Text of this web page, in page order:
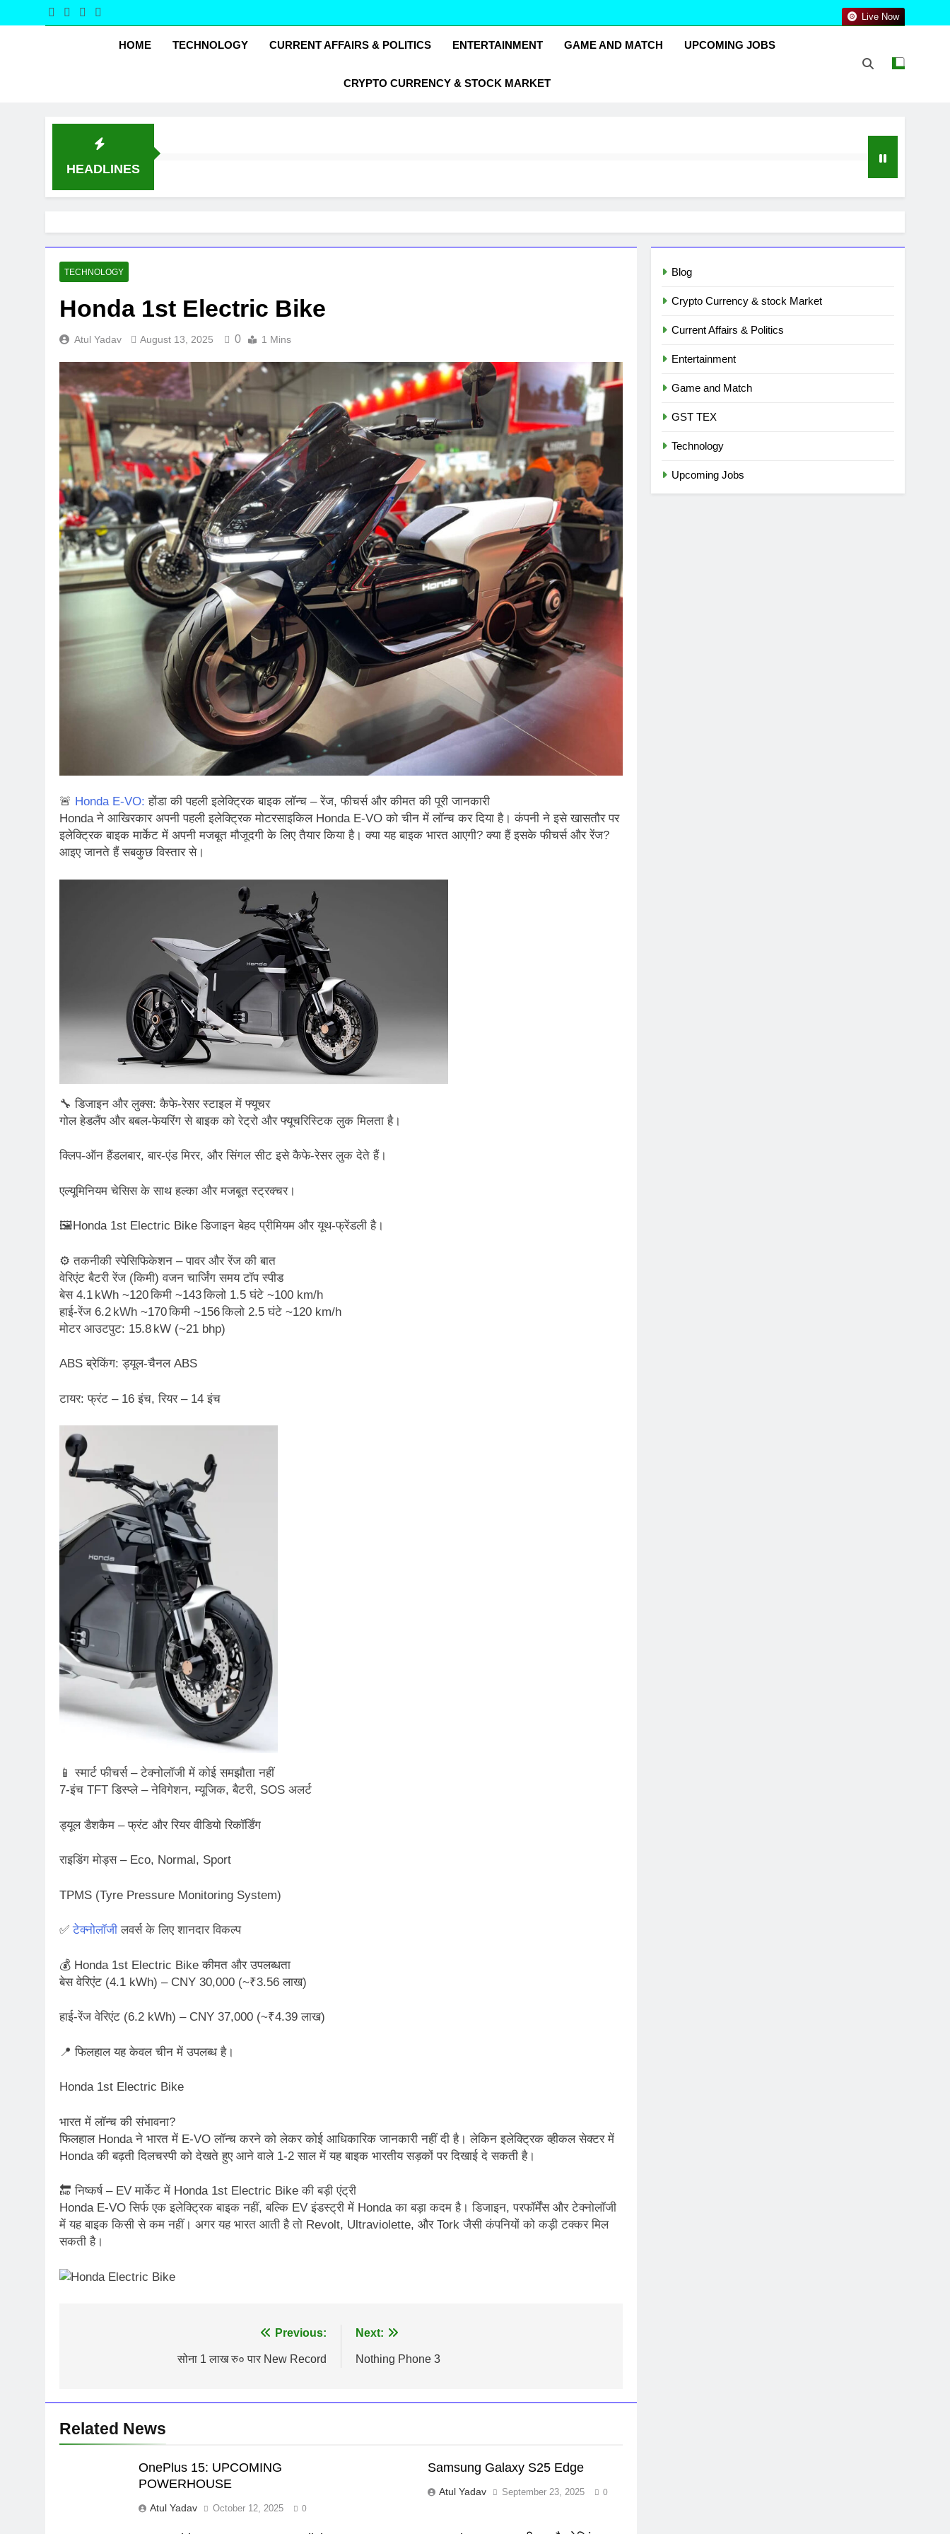
to
Around India24
Around India24
HOME
TECHNOLOGY CURRENT AFFAIRS & POLITICS ENTERTAINMENT GAME AND MATCH UPCOMING JOBS
CRYPTO CURRENCY & STOCK MARKET
Live Now
HEADLINES
TECHNOLOGY
Honda 1st Electric Bike
Atul Yadav August 13, 2025 0 1 Mins
🚨 Honda E‑VO: होंडा की पहली इलेक्ट्रिक बाइक लॉन्च – रेंज, फीचर्स और कीमत की पूरी जानकारी
Honda ने आखिरकार अपनी पहली इलेक्ट्रिक मोटरसाइकिल Honda E‑VO को चीन में लॉन्च कर दिया है। कंपनी ने इसे खासतौर पर
इलेक्ट्रिक बाइक मार्केट में अपनी मजबूत मौजूदगी के लिए तैयार किया है। क्या यह बाइक भारत आएगी? क्या हैं इसके फीचर्स और रेंज?
आइए जानते हैं सबकुछ विस्तार से।
🔧 डिजाइन और लुक्स: कैफे-रेसर स्टाइल में फ्यूचर
गोल हेडलैंप और बबल-फेयरिंग से बाइक को रेट्रो और फ्यूचरिस्टिक लुक मिलता है।
क्लिप‑ऑन हैंडलबार, बार-एंड मिरर, और सिंगल सीट इसे कैफे-रेसर लुक देते हैं।
एल्यूमिनियम चेसिस के साथ हल्का और मजबूत स्ट्रक्चर।
🖼Honda 1st Electric Bike डिजाइन बेहद प्रीमियम और यूथ-फ्रेंडली है।
⚙ तकनीकी स्पेसिफिकेशन – पावर और रेंज की बात
वेरिएंट बैटरी रेंज (किमी) वजन चार्जिंग समय टॉप स्पीड
बेस 4.1 kWh ~120 किमी ~143 किलो 1.5 घंटे ~100 km/h
हाई-रेंज 6.2 kWh ~170 किमी ~156 किलो 2.5 घंटे ~120 km/h
मोटर आउटपुट: 15.8 kW (~21 bhp)
ABS ब्रेकिंग: ड्यूल‑चैनल ABS
टायर: फ्रंट – 16 इंच, रियर – 14 इंच
📱 स्मार्ट फीचर्स – टेक्नोलॉजी में कोई समझौता नहीं
7-इंच TFT डिस्प्ले – नेविगेशन, म्यूजिक, बैटरी, SOS अलर्ट
ड्यूल डैशकैम – फ्रंट और रियर वीडियो रिकॉर्डिंग
राइडिंग मोड्स – Eco, Normal, Sport
TPMS (Tyre Pressure Monitoring System)
✅टेक्नोलॉजी लवर्स के लिए शानदार विकल्प
💰 Honda 1st Electric Bike कीमत और उपलब्धता
बेस वेरिएंट (4.1 kWh) – CNY 30,000 (~₹3.56 लाख)
हाई-रेंज वेरिएंट (6.2 kWh) – CNY 37,000 (~₹4.39 लाख)
📍 फिलहाल यह केवल चीन में उपलब्ध है।
Honda 1st Electric Bike
भारत में लॉन्च की संभावना?
फिलहाल Honda ने भारत में E‑VO लॉन्च करने को लेकर कोई आधिकारिक जानकारी नहीं दी है। लेकिन इलेक्ट्रिक व्हीकल सेक्टर में
Honda की बढ़ती दिलचस्पी को देखते हुए आने वाले 1-2 साल में यह बाइक भारतीय सड़कों पर दिखाई दे सकती है।
🔚 निष्कर्ष – EV मार्केट में Honda 1st Electric Bike की बड़ी एंट्री
Honda E‑VO सिर्फ एक इलेक्ट्रिक बाइक नहीं, बल्कि EV इंडस्ट्री में Honda का बड़ा कदम है। डिजाइन, परफॉर्मेंस और टेक्नोलॉजी
में यह बाइक किसी से कम नहीं। अगर यह भारत आती है तो Revolt, Ultraviolette, और Tork जैसी कंपनियों को कड़ी टक्कर मिल
सकती है।
Previous:
सोना 1 लाख रु० पार New Record
Next:
Nothing Phone 3
Related News
OnePlus 15: UPCOMING
POWERHOUSE
Atul Yadav October 12, 2025 0
Samsung Galaxy S25 Edge
Atul Yadav September 23, 2025 0
Blog
Crypto Currency & stock Market
Current Affairs & Politics
Entertainment
Game and Match
GST TEX
Technology
Upcoming Jobs